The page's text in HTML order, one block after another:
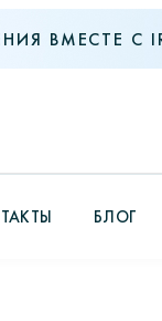
ВМЕСТЕ С
БЛОГ